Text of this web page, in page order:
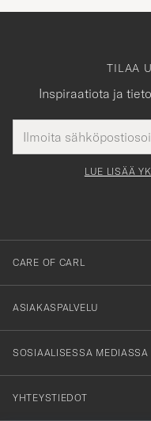
TILAA
Inspiraatiota ja
tieto
Tack
för
dig
till
vårt
nyhetsbrev!
LUE LISÄÄ
CARE OF CARL
ASIAKASPALVELU
SOSIAALISESSA MEDIASSA
YHTEYSTIEDOT